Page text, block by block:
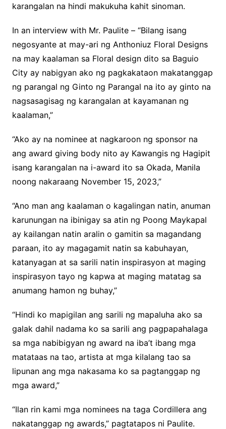
karangalan na hindi makukuha kahit sinoman.
In an interview with Mr. Paulite – “Bilang isang
negosyante at may-ari ng Anthoniuz Floral Designs
na may kaalaman sa Floral design dito sa Baguio
City ay nabigyan ako ng pagkakataon makatanggap
ng parangal ng Ginto ng Parangal na ito ay ginto na
nagsasagisag ng karangalan at kayamanan ng
kaalaman,”
“Ako ay na nominee at nagkaroon ng sponsor na
ang award giving body nito ay Kawangis ng Hagipit
isang karangalan na i-award ito sa Okada, Manila
noong nakaraang November 15, 2023,”
“Ano man ang kaalaman o kagalingan natin, anuman
karunungan na ibinigay sa atin ng Poong Maykapal
ay kailangan natin aralin o gamitin sa magandang
paraan, ito ay magagamit natin sa kabuhayan,
katanyagan at sa sarili natin inspirasyon at maging
inspirasyon tayo ng kapwa at maging matatag sa
anumang hamon ng buhay,”
“Hindi ko mapigilan ang sarili ng mapaluha ako sa
galak dahil nadama ko sa sarili ang pagpapahalaga
sa mga nabibigyan ng award na iba’t ibang mga
matataas na tao, artista at mga kilalang tao sa
lipunan ang mga nakasama ko sa pagtanggap ng
mga award,”
“Ilan rin kami mga nominees na taga Cordillera ang
nakatanggap ng awards,” pagtatapos ni Paulite.